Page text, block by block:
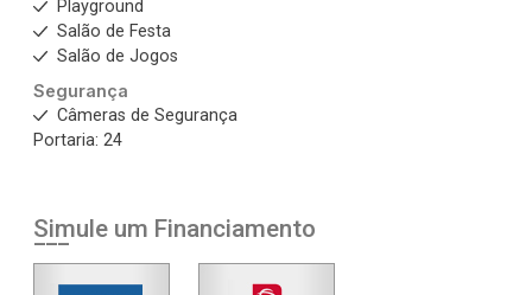
Playground
Salão de Festa
Salão de Jogos
Segurança
Câmeras de Segurança
Portaria: 24
Simule um Financiamento